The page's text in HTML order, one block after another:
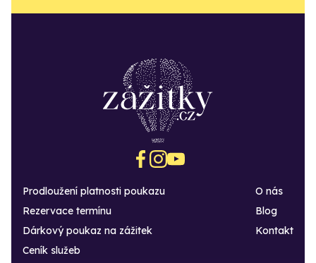
Prodloužení platnosti poukazu
Rezervace termínu
Dárkový poukaz na zážitek
O nás
Blog
Kontakt
Ceník služeb